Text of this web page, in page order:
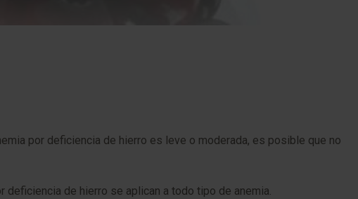
por deficiencia de hierro es leve o moderada, es posible que no
de hierro se aplican a todo tipo de anemia.